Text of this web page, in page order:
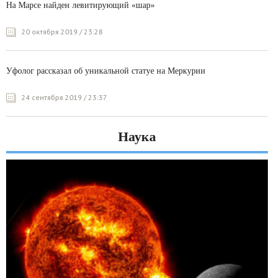
На Марсе найден левитирующий «шар»
20 октября 2019 / 23:28
Уфолог рассказал об уникальной статуе на Меркурии
24 сентября 2019 / 23:37
Наука